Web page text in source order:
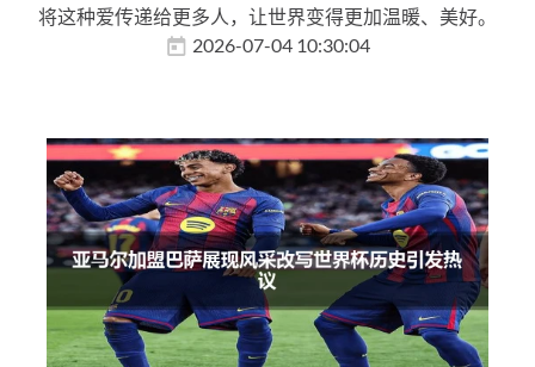
将这种爱传递给更多人，让世界变得更加温暖、美好。
2026-07-04 10:30:04